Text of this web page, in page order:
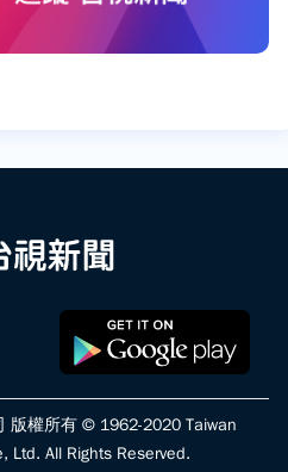
版權所有 © 1962-2020 Taiwan
Ltd. All Rights Reserved.